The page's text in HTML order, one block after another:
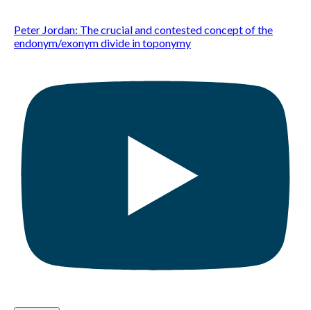
Peter Jordan: The crucial and contested concept of the
endonym/exonym divide in toponymy